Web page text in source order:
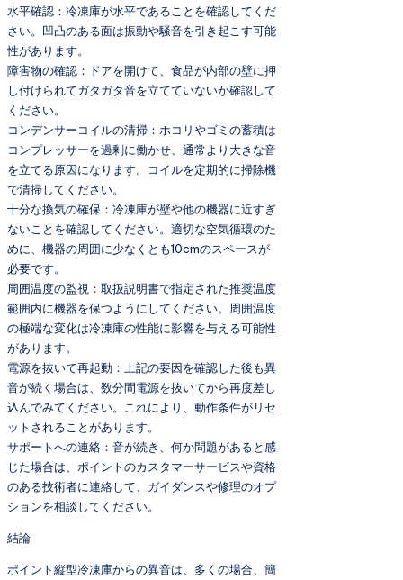
水平確認：冷凍庫が水平であることを確認してくだ
さい。凹凸のある面は振動や騒音を引き起こす可能
性があります。
障害物の確認：ドアを開けて、食品が内部の壁に押
し付けられてガタガタ音を立てていないか確認して
ください。
コンデンサーコイルの清掃：ホコリやゴミの蓄積は
コンプレッサーを過剰に働かせ、通常より大きな音
を立てる原因になります。コイルを定期的に掃除機
で清掃してください。
十分な換気の確保：冷凍庫が壁や他の機器に近すぎ
ないことを確認してください。適切な空気循環のた
めに、機器の周囲に少なくとも10cmのスペースが
必要です。
周囲温度の監視：取扱説明書で指定された推奨温度
範囲内に機器を保つようにしてください。周囲温度
の極端な変化は冷凍庫の性能に影響を与える可能性
があります。
電源を抜いて再起動：上記の要因を確認した後も異
音が続く場合は、数分間電源を抜いてから再度差し
込んでみてください。これにより、動作条件がリセ
ットされることがあります。
サポートへの連絡：音が続き、何か問題があると感
じた場合は、ポイントのカスタマーサービスや資格
のある技術者に連絡して、ガイダンスや修理のオプ
ションを相談してください。
結論
ポイント縦型冷凍庫からの異音は、多くの場合、簡